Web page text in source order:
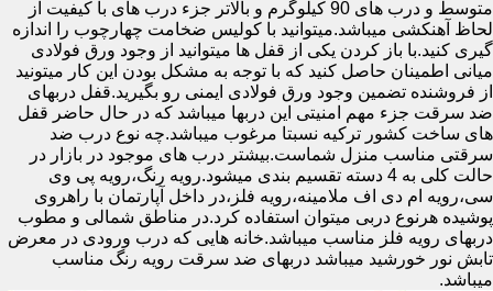
متوسط و درب های 90 کیلوگرم و بالاتر جزء درب های با کیفیت از
لحاظ آهنکشی میباشد.میتوانید با کولیس ضخامت چهارچوب را اندازه
گیری کنید.با باز کردن یکی از قفل ها میتوانید از وجود ورق فولادی
میانی اطمینان حاصل کنید که با توجه به مشکل بودن این کار میتونید
از فروشنده تضمین وجود ورق فولادی ایمنی رو بگیرید.قفل دربهای
ضد سرقت جزء مهم امنیتی این دربها میباشد که در حال حاضر قفل
های ساخت کشور ترکیه نسبتا مرغوب میباشد.چه نوع درب ضد
سرقتی مناسب منزل شماست.بیشتر درب های موجود در بازار در
حالت کلی به 4 دسته تقسیم بندی میشود.رویه رنگ،رویه پی وی
سی،رویه ام دی اف ملامینه،رویه فلز،در داخل آپارتمان با راهروی
پوشیده هرنوع دربی میتوان استفاده کرد.در مناطق شمالی و مطوب
دربهای رویه فلز مناسب میباشد.خانه هایی که درب ورودی در معرض
تابش نور خورشید میباشد دربهای ضد سرقت رویه رنگ مناسب
میباشد.